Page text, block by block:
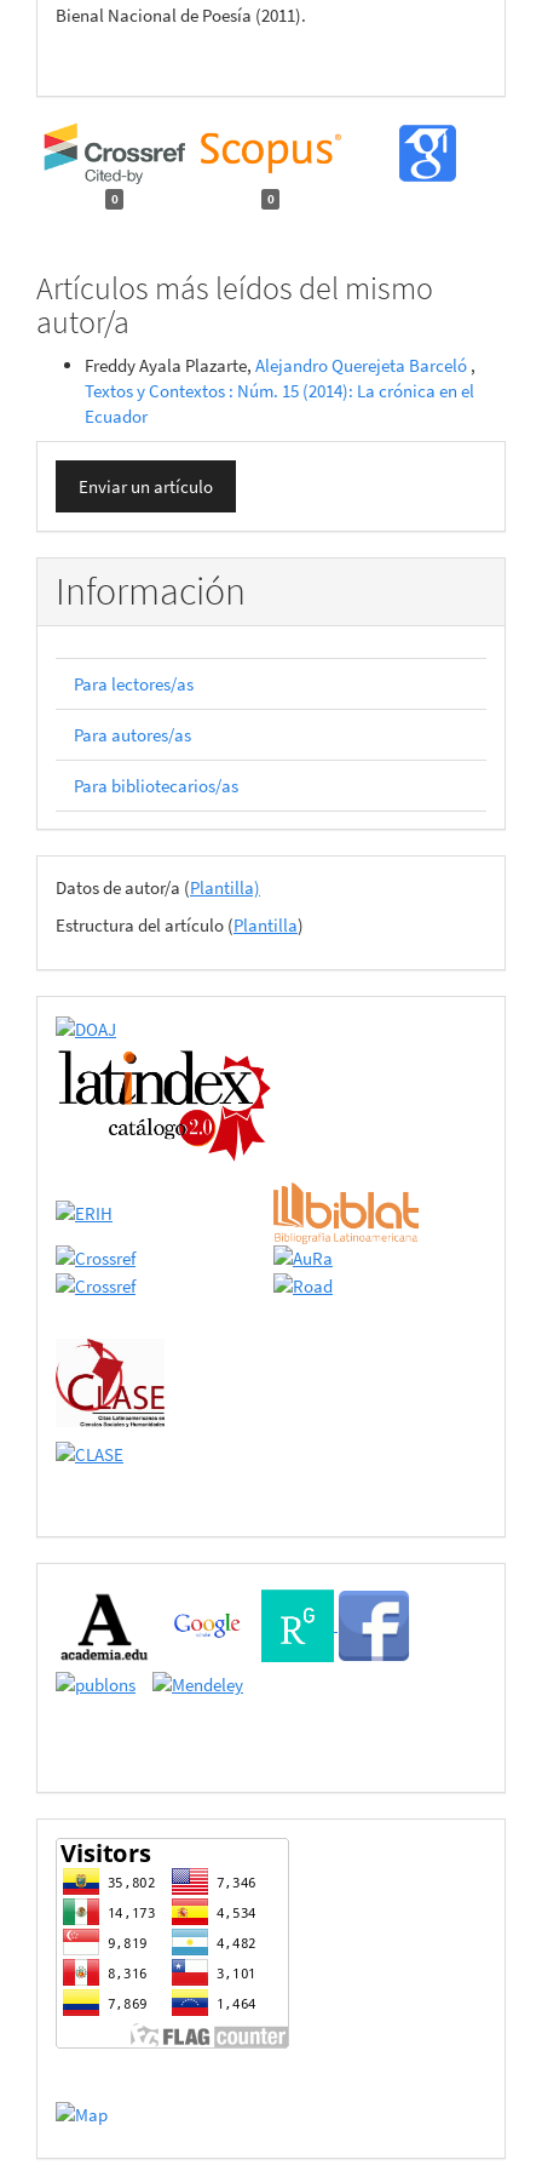
Bienal Nacional de Poesía (2011).
0 0
Artículos más leídos del mismo
autor/a
Freddy Ayala Plazarte, Alejandro Querejeta Barceló ,
Textos y Contextos : Núm. 15 (2014): La crónica en el
Ecuador
Enviar
un
artículo
Enviar un artículo
Información
Para lectores/as
Para autores/as
Para bibliotecarios/as
Archivos
del
envío
Datos de autor/a (Plantilla)
Estructura del artículo (Plantilla)
certificado
de
adhesión
Buscadores
Bases
de
estadisticas